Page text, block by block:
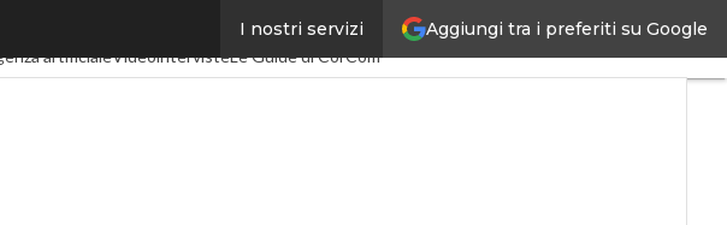
Aggiungi tra i preferiti su Google
I nostri servizi
SpacEconomyPA Digitale
artificialeVideointervisteLe Guide di CorCom